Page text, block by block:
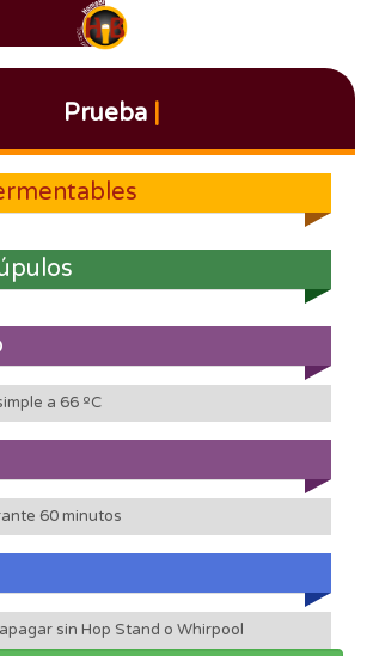
Prueba|
a 66 ºC
60 minutos
sin Hop Stand o Whirpool